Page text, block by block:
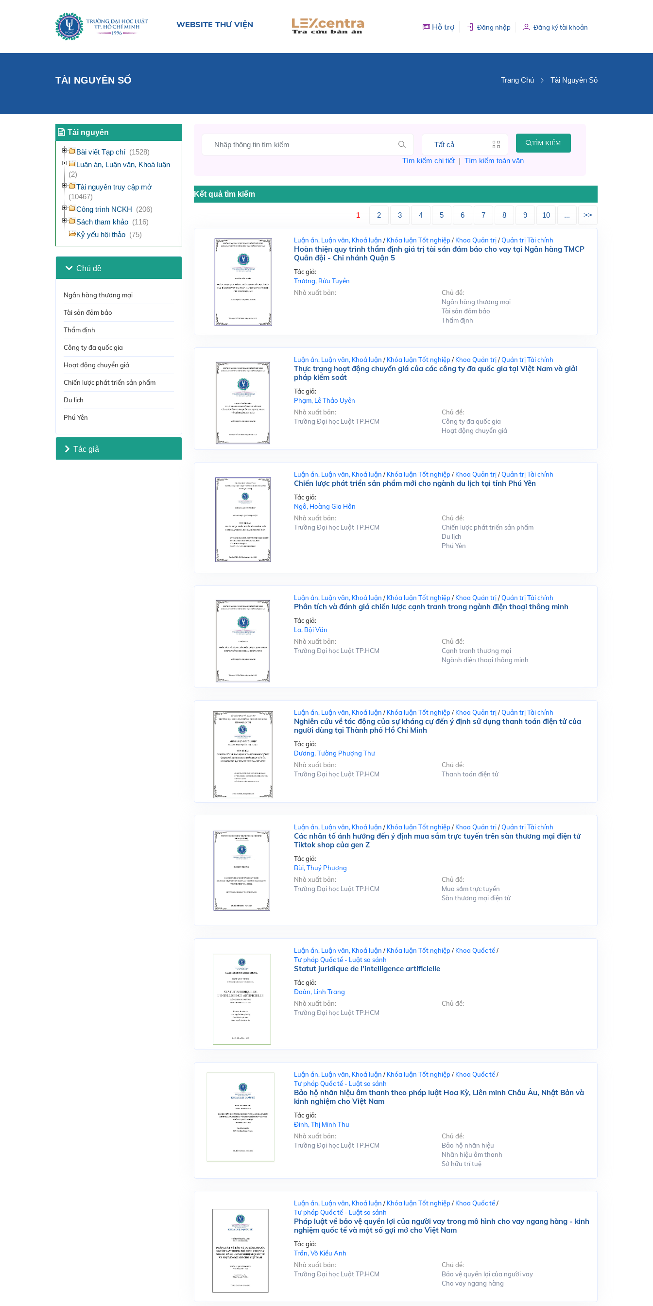
WEBSITE THƯ VIỆN Hỗ trợ Đăng nhập Đăng ký tài khoản
TÀI NGUYÊN SỐ Trang Chủ Tài Nguyên Số
Tài nguyên
Bài viết Tạp chí (1528)
Luận án, Luận văn, Khoá luận
(2)
Tài nguyên truy cập mở
(10467)
Công trình NCKH (206)
Sách tham khảo (116)
Kỷ yếu hội thảo (75)
Chủ đề
Ngân hàng thương mại
Tài sản đảm bảo
Thẩm định
Công ty đa quốc gia
Hoạt động chuyển giá
Chiến lược phát triển sản phẩm
Du lịch
Phú Yên
Tác giả
TÌM KIẾM
Tìm kiếm chi tiết| Tìm kiếm toàn văn
Kết quả tìm kiếm
1 2 3 4 5 6 7 8 9 10 ... >>
Luận án, Luận văn, Khoá luận / Khóa luận Tốt nghiệp/ Khoa Quản trị/Quản trị Tài chính
Hoàn thiện quy trình thẩm định giá trị tài sản đảm bảo cho vay tại Ngân hàng TMCP
Quân đội - Chi nhánh Quận 5
Tác giả:
Trương, Bửu Tuyền
Nhà xuất bản:
Chủ đề:
Ngân hàng thương mại
Tài sản đảm bảo
Thẩm định
Luận án, Luận văn, Khoá luận / Khóa luận Tốt nghiệp/ Khoa Quản trị/Quản trị Tài chính
Thực trạng hoạt động chuyển giá của các công ty đa quốc gia tại Việt Nam và giải
pháp kiểm soát
Tác giả:
Phạm, Lê Thảo Uyên
Nhà xuất bản:
Trường Đại học Luật TP.HCM
Chủ đề:
Công ty đa quốc gia
Hoạt động chuyển giá
Luận án, Luận văn, Khoá luận / Khóa luận Tốt nghiệp/ Khoa Quản trị/Quản trị Tài chính
Chiến lược phát triển sản phẩm mới cho ngành du lịch tại tỉnh Phú Yên
Tác giả:
Ngô, Hoàng Gia Hân
Nhà xuất bản:
Trường Đại học Luật TP.HCM
Chủ đề:
Chiến lược phát triển sản phẩm
Du lịch
Phú Yên
Luận án, Luận văn, Khoá luận / Khóa luận Tốt nghiệp/ Khoa Quản trị/Quản trị Tài chính
Phân tích và đánh giá chiến lược cạnh tranh trong ngành điện thoại thông minh
Tác giả:
La, Bội Văn
Nhà xuất bản:
Trường Đại học Luật TP.HCM
Chủ đề:
Cạnh tranh thương mại
Ngành điện thoại thông minh
Luận án, Luận văn, Khoá luận / Khóa luận Tốt nghiệp/ Khoa Quản trị/Quản trị Tài chính
Nghiên cứu về tác động của sự kháng cự đến ý định sử dụng thanh toán điện tử của
người dùng tại Thành phố Hồ Chí Minh
Tác giả:
Dương, Tường Phượng Thư
Nhà xuất bản:
Trường Đại học Luật TP.HCM
Chủ đề:
Thanh toán điện tử
Luận án, Luận văn, Khoá luận / Khóa luận Tốt nghiệp/ Khoa Quản trị/Quản trị Tài chính
Các nhân tố ảnh hưởng đến ý định mua sắm trực tuyến trên sàn thương mại điện tử
Tiktok shop của gen Z
Tác giả:
Bùi, Thuý Phượng
Nhà xuất bản:
Trường Đại học Luật TP.HCM
Chủ đề:
Mua sắm trực tuyến
Sàn thương mại điện tử
Luận án, Luận văn, Khoá luận / Khóa luận Tốt nghiệp/ Khoa Quốc tế/
Tư pháp Quốc tế - Luật so sánh
Statut juridique de l'intelligence artificielle
Tác giả:
Đoàn, Linh Trang
Nhà xuất bản:
Trường Đại học Luật TP.HCM
Chủ đề:
Luận án, Luận văn, Khoá luận / Khóa luận Tốt nghiệp/ Khoa Quốc tế/
Tư pháp Quốc tế - Luật so sánh
Bảo hộ nhãn hiệu âm thanh theo pháp luật Hoa Kỳ, Liên minh Châu Âu, Nhật Bản và
kinh nghiệm cho Việt Nam
Tác giả:
Đinh, Thị Minh Thu
Nhà xuất bản:
Trường Đại học Luật TP.HCM
Chủ đề:
Bảo hộ nhãn hiệu
Nhãn hiệu âm thanh
Sở hữu trí tuệ
Luận án, Luận văn, Khoá luận / Khóa luận Tốt nghiệp/ Khoa Quốc tế/
Tư pháp Quốc tế - Luật so sánh
Pháp luật về bảo vệ quyền lợi của người vay trong mô hình cho vay ngang hàng - kinh
nghiệm quốc tế và một số gợi mở cho Việt Nam
Tác giả:
Trần, Võ Kiều Anh
Nhà xuất bản:
Trường Đại học Luật TP.HCM
Chủ đề:
Bảo vệ quyền lợi của người vay
Cho vay ngang hàng